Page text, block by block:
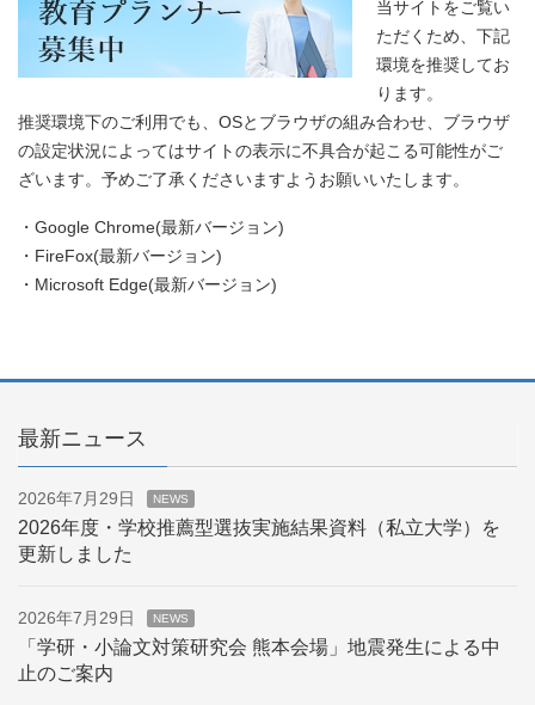
当サイトをご覧い
ただくため、下記
環境を推奨してお
ります。
推奨環境下のご利用でも、OSとブラウザの組み合わせ、ブラウザ
の設定状況によってはサイトの表示に不具合が起こる可能性がご
ざいます。予めご了承くださいますようお願いいたします。
・Google Chrome(最新バージョン)
・FireFox(最新バージョン)
・Microsoft Edge(最新バージョン)
最新ニュース
2026年7月29日 NEWS
2026年度・学校推薦型選抜実施結果資料（私立大学）を
更新しました
2026年7月29日 NEWS
「学研・小論文対策研究会 熊本会場」地震発生による中
止のご案内